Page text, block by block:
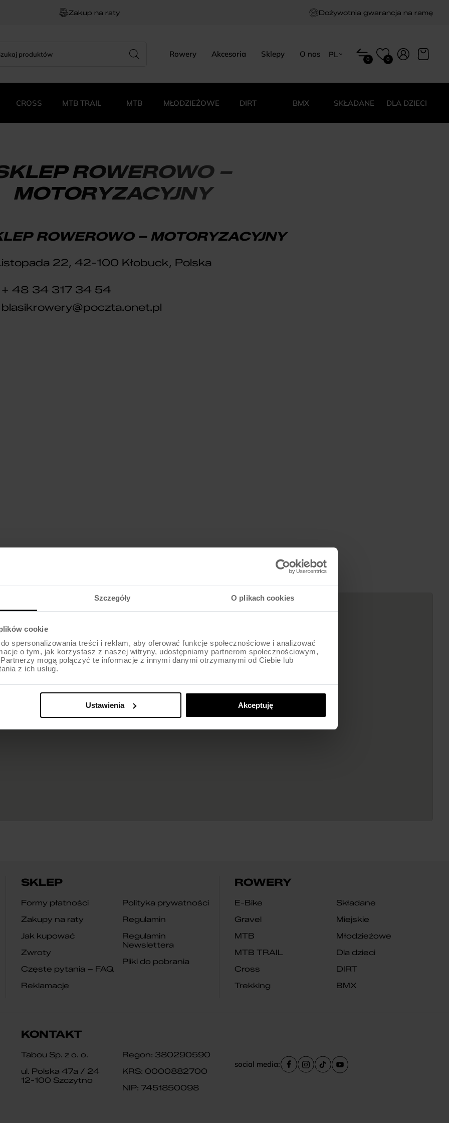
Szczegóły O plikach cookies
cookie
spersonalizowania treści i reklam, aby oferować funkcje społecznościowe i analizować
o tym, jak korzystasz z naszej witryny, udostępniamy partnerom społecznościowym,
mogą połączyć te informacje z innymi danymi otrzymanymi od Ciebie lub
z ich usług.
Ustawienia Akceptuję
Zakup na raty Dożywotnia gwarancja na ramę
Rowery Akcesoria Sklepy O nas
PL
0 0
CROSS MTB TRAIL MTB MŁODZIEŻOWE DIRT BMX SKŁADANE DLA DZIECI
ROWEROWO –
MOTORYZACYJNY
ROWEROWO – MOTORYZACYJNY
22, 42-100 Kłobuck, Polska
48 34 317 34 54
SKLEP
Formy płatności
Zakupy na raty
Jak kupować
Zwroty
Częste pytania – FAQ
Reklamacje
Polityka prywatności
Regulamin
Regulamin
Newslettera
Pliki do pobrania
ROWERY
E-Bike
Gravel
MTB
MTB TRAIL
Cross
Trekking
Składane
Miejskie
Młodzieżowe
Dla dzieci
DIRT
BMX
KONTAKT
Tabou Sp. z o. o.
ul. Polska 47a / 24
12-100 Szczytno
Regon: 380290590
KRS: 0000882700
NIP: 7451850098
social media: